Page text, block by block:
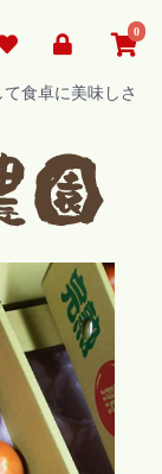
0
食卓に美味しさ